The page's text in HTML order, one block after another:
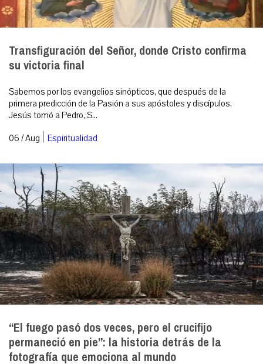
Transfiguración del Señor, donde Cristo confirma
su victoria final
Sabemos por los evangelios sinópticos, que después de la
primera predicción de la Pasión a sus apóstoles y discípulos,
Jesús tomó a Pedro, S...
06 / Aug | Espiritualidad
“El fuego pasó dos veces, pero el crucifijo
permaneció en pie”: la historia detrás de la
fotografía que emociona al mundo